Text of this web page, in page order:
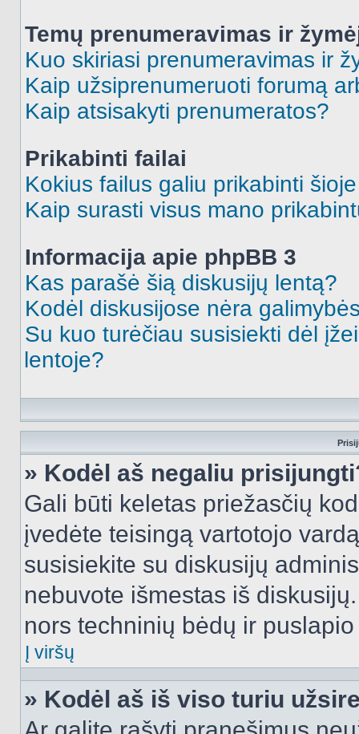
Temų prenumeravimas ir
Kuo skiriasi prenumeravimas ir
Kaip užsiprenumeruoti forumą
Kaip atsisakyti prenumeratos?
Prikabinti failai
Kokius failus galiu prikabinti
Kaip surasti visus mano
Informacija apie phpBB 3
Kas parašė šią diskusijų lentą?
Kodėl diskusijose nėra
Su kuo turėčiau susisiekti dėl
lentoje?
» Kodėl aš negaliu
Gali būti keletas priežasčių
įvedėte teisingą vartotojo
susisiekite su diskusijų
nebuvote išmestas iš
nors techninių bėdų ir
Į viršų
» Kodėl aš iš viso turiu